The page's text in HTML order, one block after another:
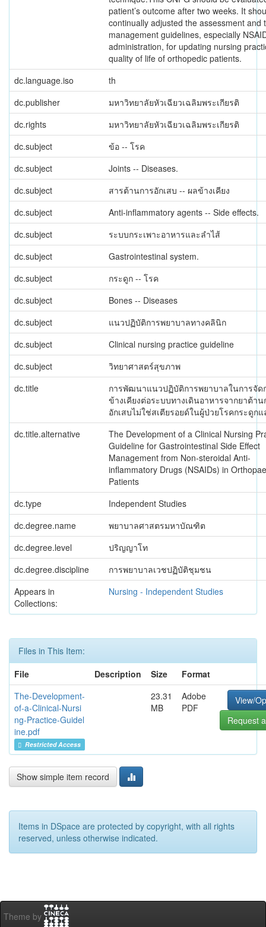
patient’s outcome after two weeks. It
continually adjusted the assessment and
management guidelines, especially
administration, for updating nursing
quality of life of orthopedic patients.
dc.language.iso
th
dc.publisher
มหาวิทยาลัยหัวเฉียวเฉลิมพระเกียรติ
dc.rights
มหาวิทยาลัยหัวเฉียวเฉลิมพระเกียรติ
dc.subject
ข้อ -- โรค
dc.subject
Joints -- Diseases.
dc.subject
สารต้านการอักเสบ -- ผลข้างเคียง
dc.subject
Anti-inflammatory agents -- Side effects.
dc.subject
ระบบกระเพาะอาหารและลำไส้
dc.subject
Gastrointestinal system.
dc.subject
กระดูก -- โรค
dc.subject
Bones -- Diseases
dc.subject
แนวปฏิบัติการพยาบาลทางคลินิก
dc.subject
Clinical nursing practice guideline
dc.subject
วิทยาศาสตร์สุขภาพ
dc.title
การพัฒนาแนวปฏิบัติการพยาบาลในการจัด
ข้างเคียงต่อระบบทางเดินอาหารจากยาต้าน
อักเสบไม่ใช่สเตียรอยด์ในผู้ป่วยโรคกระดูก
dc.title.alternative
The Development of a Clinical Nursing
Guideline for Gastrointestinal Side Effect
Management from Non-steroidal Anti-
inflammatory Drugs (NSAIDs) in
Patients
dc.type
Independent Studies
dc.degree.name
พยาบาลศาสตรมหาบัณฑิต
dc.degree.level
ปริญญาโท
dc.degree.discipline
การพยาบาลเวชปฏิบัติชุมชน
Appears in
Collections:
Nursing - Independent Studies
Files in This Item:
File
Description Size
Format
The-Development-
of-a-Clinical-Nursi
ng-Practice-Guidel
ine.pdf
Restricted Access
23.31
MB
Adobe
PDF
View/
Request
Show simple item record
Items in DSpace are protected by copyright, with all rights
reserved, unless otherwise indicated.
Theme by